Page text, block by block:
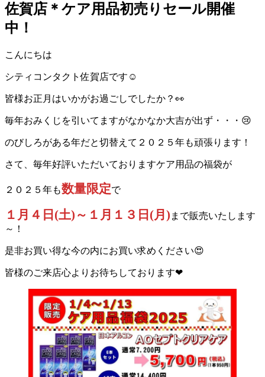
佐賀店＊ケア用品初売りセール開催
中！
こんにちは
シティコンタクト佐賀店です☺
皆様お正月はいかがお過ごしでしたか？👀
毎年おみくじを引いてますがなかなか大吉が出ず・・・😢
のびしろがある年だと切替えて２０２５年も頑張ります！
さて、毎年好評いただいておりますケア用品の福袋が
２０２５年も数量限定で
１月４日(土)～１月１３日(月) まで販売いたします
～！
是非お買い得な今の内にお買い求めください😍
皆様のご来店心よりお待ちしております❤